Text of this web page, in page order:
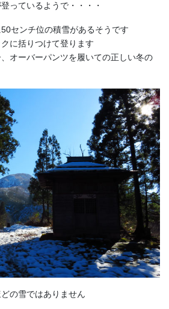
っているようで・・・・
センチ位の積雪があるそうです
に括りつけて登ります
オーバーパンツを履いての正しい冬の
の雪ではありません